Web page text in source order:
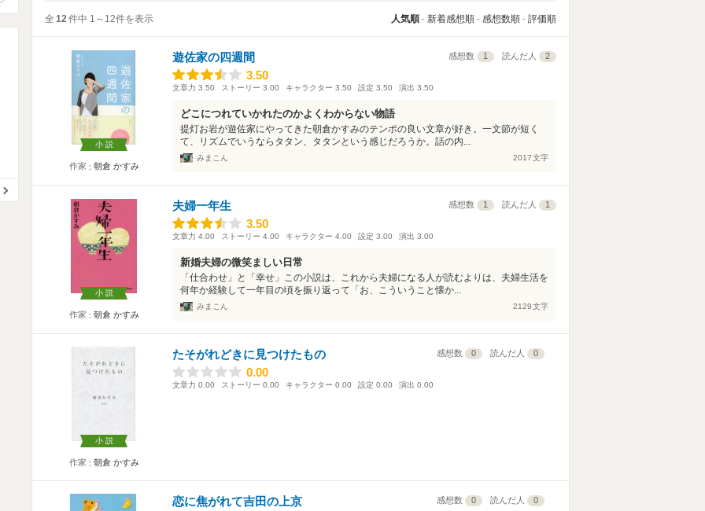
全 12件中 1～12件を表示 人気順 新着感想順 感想数順 評価順
小説
作家 朝倉 かすみ
遊佐家の四週間 感想数 1 読んだ人 2
3.50
3.50
文章力 3.50 ストーリー 3.00 キャラクター 3.50 設定 3.50 演出 3.50
どこにつれていかれたのかよくわからない物語
提灯お岩が遊佐家にやってきた朝倉かすみのテンポの良い文章が好き。一文節が短く
て、リズムでいうならタタン、タタンという感じだろうか。話の内...
みまこん 2017文字
小説
作家 朝倉 かすみ
夫婦一年生 感想数 1 読んだ人 1
3.50
3.50
文章力 4.00 ストーリー 4.00 キャラクター 4.00 設定 3.00 演出 3.00
新婚夫婦の微笑ましい日常
「仕合わせ」と「幸せ」この小説は、これから夫婦になる人が読むよりは、夫婦生活を
何年か経験して一年目の頃を振り返って「お、こういうこと懐か...
みまこん 2129文字
小説
作家 朝倉 かすみ
たそがれどきに見つけたもの 感想数 0 読んだ人 0
0.00
0.00
文章力 0.00 ストーリー 0.00 キャラクター 0.00 設定 0.00 演出 0.00
恋に焦がれて吉田の上京 感想数 0 読んだ人 0